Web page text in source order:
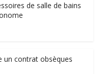
de salle de bains
un contrat obsèques